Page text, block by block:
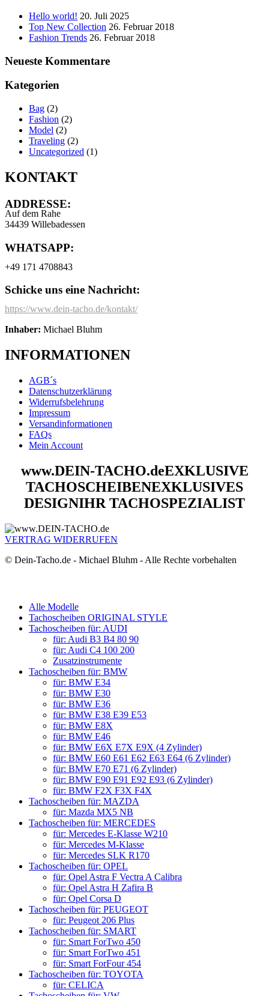
Hello world! 20. Juli 2025
Top New Collection 26. Februar 2018
Fashion Trends 26. Februar 2018
Neueste Kommentare
Kategorien
Bag (2)
Fashion (2)
Model (2)
Traveling (2)
Uncategorized (1)
KONTAKT
ADDRESSE:
Auf dem Rahe
34439 Willebadessen
WHATSAPP:
+49 171 4708843
Schicke uns eine Nachricht:
https://www.dein-tacho.de/kontakt/
Inhaber: Michael Bluhm
INFORMATIONEN
AGB´s
Datenschutzerklärung
Widerrufsbelehrung
Impressum
Versandinformationen
FAQs
Mein Account
www.DEIN-TACHO.deEXKLUSIVE
TACHOSCHEIBENEXKLUSIVES
DESIGNIHR TACHOSPEZIALIST
VERTRAG WIDERRUFEN
© Dein-Tacho.de - Michael Bluhm - Alle Rechte vorbehalten
Alle Modelle
Tachoscheiben ORIGINAL STYLE
Tachoscheiben für: AUDI
für: Audi B3 B4 80 90
für: Audi C4 100 200
Zusatzinstrumente
Tachoscheiben für: BMW
für: BMW E34
für: BMW E30
für: BMW E36
für: BMW E38 E39 E53
für: BMW E8X
für: BMW E46
für: BMW E6X E7X E9X (4 Zylinder)
für: BMW E60 E61 E62 E63 E64 (6 Zylinder)
für: BMW E70 E71 (6 Zylinder)
für: BMW E90 E91 E92 E93 (6 Zylinder)
für: BMW F2X F3X F4X
Tachoscheiben für: MAZDA
für: Mazda MX5 NB
Tachoscheiben für: MERCEDES
für: Mercedes E-Klasse W210
für: Mercedes M-Klasse
für: Mercedes SLK R170
Tachoscheiben für: OPEL
für: Opel Astra F Vectra A Calibra
für: Opel Astra H Zafira B
für: Opel Corsa D
Tachoscheiben für: PEUGEOT
für: Peugeot 206 Plus
Tachoscheiben für: SMART
für: Smart ForTwo 450
für: Smart ForTwo 451
für: Smart ForFour 454
Tachoscheiben für: TOYOTA
für: CELICA